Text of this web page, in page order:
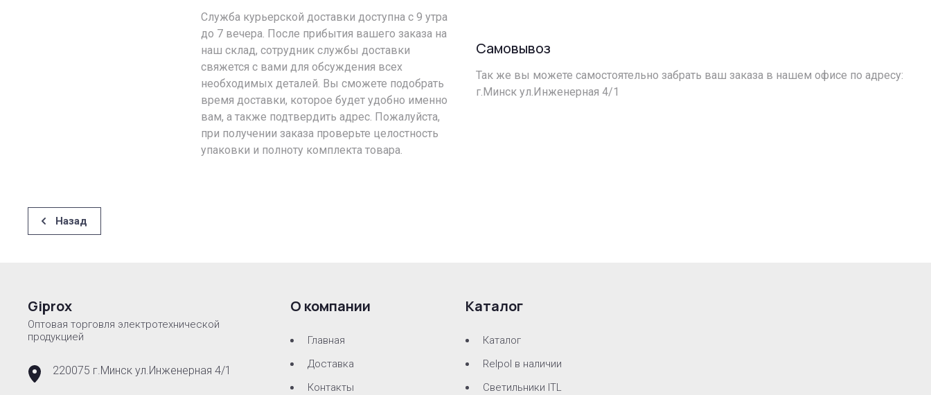
Служба курьерской доставки доступна с 9 утра
до 7 вечера. После прибытия вашего заказа на
наш склад, сотрудник службы доставки
свяжется с вами для обсуждения всех
необходимых деталей. Вы сможете подобрать
время доставки, которое будет удобно именно
вам, а также подтвердить адрес. Пожалуйста,
при получении заказа проверьте целостность
упаковки и полноту комплекта товара.
Самовывоз
Так же вы можете самостоятельно забрать ваш заказа в нашем офисе по адресу:
г.Минск ул.Инженерная 4/1
Назад
Giprox
Оптовая торговля электротехнической
продукцией
220075 г.Минск ул.Инженерная 4/1
О компании
Главная
Доставка
Контакты
Каталог
Каталог
Relpol в наличии
Светильники ITL